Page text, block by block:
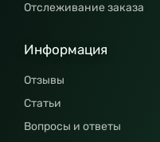
Отслеживание заказа
Информация
Отзывы
Статьи
Вопросы и ответы